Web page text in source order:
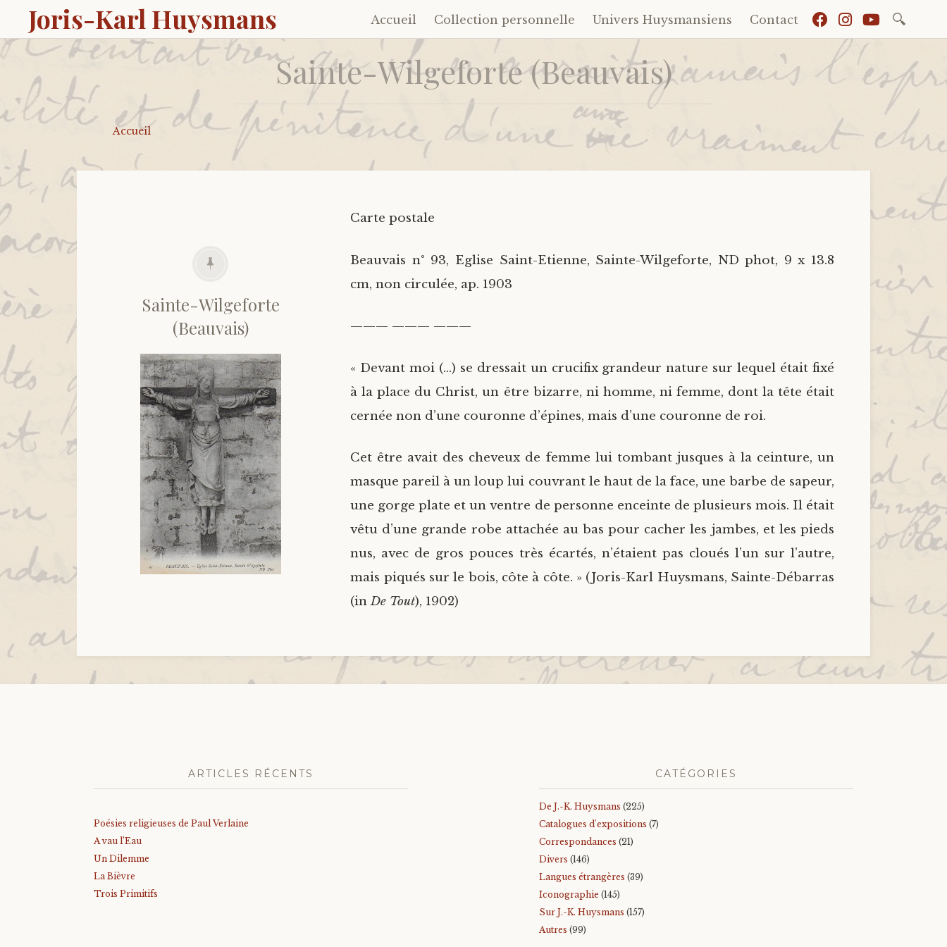
Joris-Karl Huysmans
Accéder
au
contenu
principal
Accueil Collection personnelle Univers Huysmansiens Contact
Sainte-Wilgeforte (Beauvais)
Accueil
Sainte-Wilgeforte
(Beauvais)
Carte postale
Beauvais n° 93, Eglise Saint-Etienne, Sainte-Wilgeforte, ND phot, 9 x 13.8
cm, non circulée, ap. 1903
——— ——— ———
« Devant moi (…) se dressait un crucifix grandeur nature sur lequel était fixé
à la place du Christ, un être bizarre, ni homme, ni femme, dont la tête était
cernée non d’une couronne d’épines, mais d’une couronne de roi.
Cet être avait des cheveux de femme lui tombant jusques à la ceinture, un
masque pareil à un loup lui couvrant le haut de la face, une barbe de sapeur,
une gorge plate et un ventre de personne enceinte de plusieurs mois. Il était
vêtu d’une grande robe attachée au bas pour cacher les jambes, et les pieds
nus, avec de gros pouces très écartés, n’étaient pas cloués l’un sur l’autre,
mais piqués sur le bois, côte à côte. » (Joris-Karl Huysmans, Sainte-Débarras
(inDe Tout), 1902)
ARTICLES RÉCENTS
Poésies religieuses de Paul Verlaine
A vau l’Eau
Un Dilemme
La Bièvre
Trois Primitifs
CATÉGORIES
De J.-K. Huysmans (225)
Catalogues d'expositions (7)
Correspondances (21)
Divers (146)
Langues étrangères (39)
Iconographie (145)
Sur J.-K. Huysmans (157)
Autres (99)